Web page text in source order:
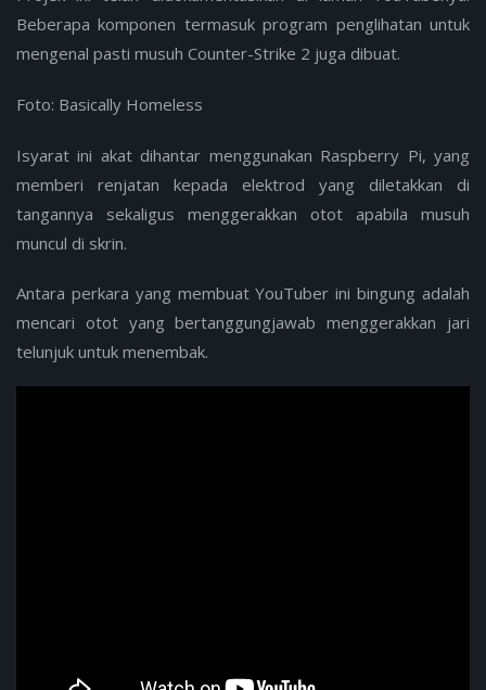
Beberapa komponen termasuk program penglihatan untuk
mengenal pasti musuh Counter-Strike 2 juga dibuat.
Foto: Basically Homeless
Isyarat ini akat dihantar menggunakan Raspberry Pi, yang
memberi renjatan kepada elektrod yang diletakkan di
tangannya sekaligus menggerakkan otot apabila musuh
muncul di skrin.
Antara perkara yang membuat YouTuber ini bingung adalah
mencari otot yang bertanggungjawab menggerakkan jari
telunjuk untuk menembak.